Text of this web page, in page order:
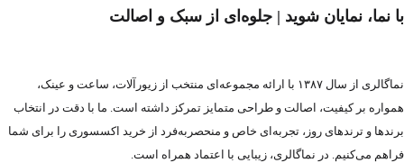
با نما، نمایان شوید | جلوه‌ای از سبک و اصالت
نماگالری از سال ۱۳۸۷ با ارائه مجموعه‌ای منتخب از زیورآلات، ساعت و عینک،
همواره بر کیفیت، اصالت و طراحی متمایز تمرکز داشته است. ما با دقت در انتخاب
برندها و ترندهای روز، تجربه‌ای خاص و منحصربه‌فرد از خرید اکسسوری را برای شما
فراهم می‌کنیم. در نماگالری، زیبایی با اعتماد همراه است.